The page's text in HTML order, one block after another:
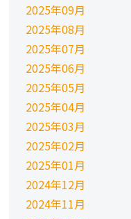
2025年09月
2025年08月
2025年07月
2025年06月
2025年05月
2025年04月
2025年03月
2025年02月
2025年01月
2024年12月
2024年11月